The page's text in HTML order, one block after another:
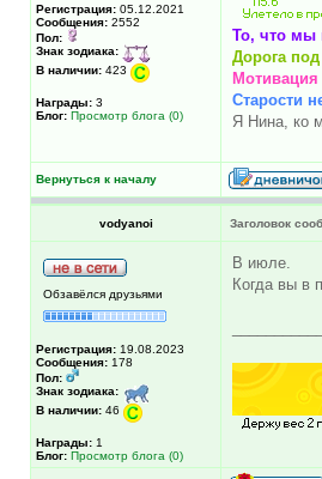
Регистрация: 05.12.2021
Сообщения: 2552
Пол:
Знак зодиака:
В наличии: 423
Награды: 3
Блог: Просмотр блога (0)
То, что мы
Дорога
Мотивация
Старости
Я Нина, ко
Вернуться к началу
vodyanoi Заголовок
Обзавёлся друзьями
Регистрация: 19.08.2023
Сообщения: 178
Пол:
Знак зодиака:
В наличии: 46
Награды: 1
Блог: Просмотр блога (0)
В июле.
Когда вы в